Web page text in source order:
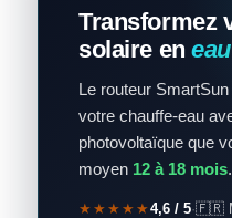
Transformez
solaire en
Le routeur
votre chauffe-eau
photovoltaïque que
moyen 12 à 18 mois.
★★★★★4,6 / 5·🇫🇷